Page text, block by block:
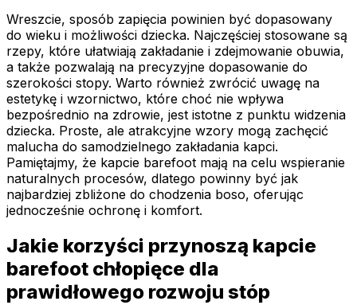
Wreszcie, sposób zapięcia powinien być dopasowany
do wieku i możliwości dziecka. Najczęściej stosowane są
rzepy, które ułatwiają zakładanie i zdejmowanie obuwia,
a także pozwalają na precyzyjne dopasowanie do
szerokości stopy. Warto również zwrócić uwagę na
estetykę i wzornictwo, które choć nie wpływa
bezpośrednio na zdrowie, jest istotne z punktu widzenia
dziecka. Proste, ale atrakcyjne wzory mogą zachęcić
malucha do samodzielnego zakładania kapci.
Pamiętajmy, że kapcie barefoot mają na celu wspieranie
naturalnych procesów, dlatego powinny być jak
najbardziej zbliżone do chodzenia boso, oferując
jednocześnie ochronę i komfort.
Jakie korzyści przynoszą kapcie
barefoot chłopięce dla
prawidłowego rozwoju stóp